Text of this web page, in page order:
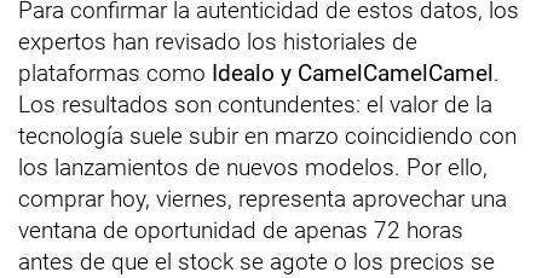
Para confirmar la autenticidad de estos datos, los
expertos han revisado los historiales de
plataformas como Idealo y CamelCamelCamel.
Los resultados son contundentes: el valor de la
tecnología suele subir en marzo coincidiendo con
los lanzamientos de nuevos modelos. Por ello,
comprar hoy, viernes, representa aprovechar una
ventana de oportunidad de apenas 72 horas
antes de que el stock se agote o los precios se